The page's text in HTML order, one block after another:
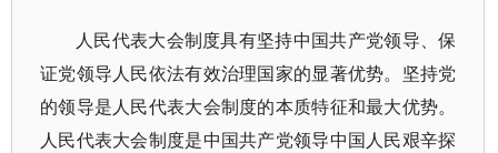
人民代表大会制度具有坚持中国共产党领导、保
证党领导人民依法有效治理国家的显著优势。坚持党
的领导是人民代表大会制度的本质特征和最大优势。
人民代表大会制度是中国共产党领导中国人民艰辛探